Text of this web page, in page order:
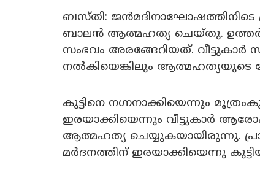
ബസ്തി: ജന്‍മദിനാഘോഷത്തിനിടെ
ബാലന്‍ ആത്മഹത്യ ചെയ്തു.
സംഭവം അരങ്ങേറിയത്. വീട്ടുകാര്‍
നല്‍കിയെങ്കിലും ആത്മഹത്യയുടെ
കുട്ടിനെ നഗ്നനാക്കിയെന്നും
ഇരയാക്കിയെന്നും വീട്ടുകാര്‍
ആത്മഹത്യ ചെയ്യുകയായിരുന്നു.
മര്‍ദനത്തിന് ഇരയാക്കിയെന്നു